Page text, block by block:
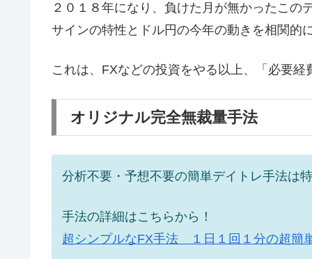
２０１８年になり、負けた月が無かったこ
サインの特性とドル円の今年の動きを相関的
これは、FXなどの投資をやる以上、「必要
オリジナル完全無裁量手法
分析不要・予想不要の簡単デイトレ手法は
手法の詳細はこちらから！
超シンプルなFX手法 １日１回１分の超簡